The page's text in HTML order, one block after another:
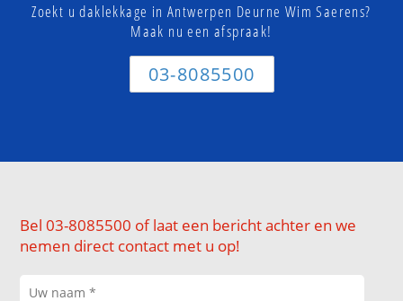
Zoekt u daklekkage in Antwerpen Deurne Wim Saerens?
Maak nu een afspraak!
03-8085500
Bel 03-8085500 of laat een bericht achter en we
nemen direct contact met u op!